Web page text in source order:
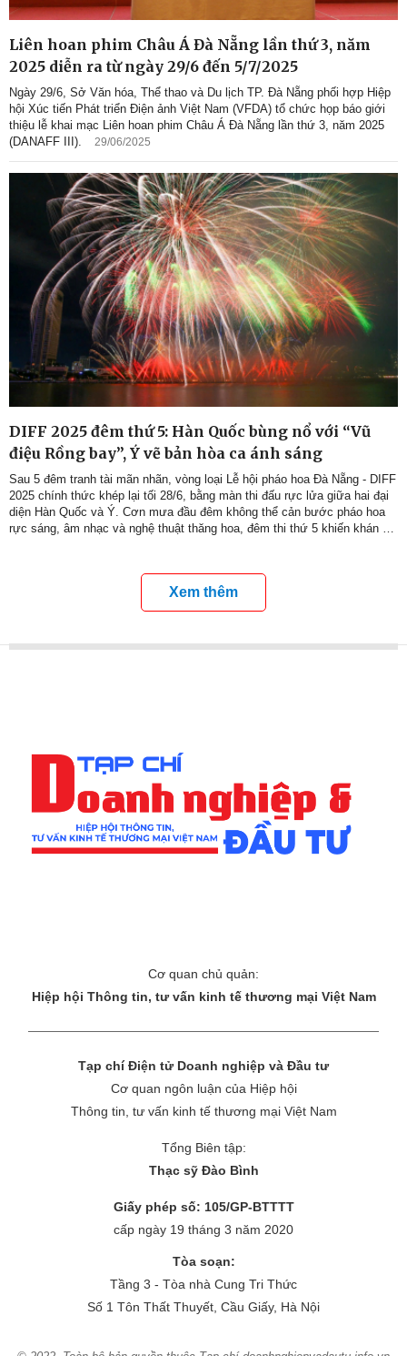
Liên hoan phim Châu Á Đà Nẵng lần thứ 3, năm
2025 diễn ra từ ngày 29/6 đến 5/7/2025
Ngày 29/6, Sở Văn hóa, Thể thao và Du lịch TP. Đà Nẵng phối hợp Hiệp
hội Xúc tiến Phát triển Điện ảnh Việt Nam (VFDA) tổ chức họp báo giới
thiệu lễ khai mạc Liên hoan phim Châu Á Đà Nẵng lần thứ 3, năm 2025
(DANAFF III).
29/06/2025
DIFF 2025 đêm thứ 5: Hàn Quốc bùng nổ với “Vũ
điệu Rồng bay”, Ý vẽ bản hòa ca ánh sáng
Sau 5 đêm tranh tài mãn nhãn, vòng loại Lễ hội pháo hoa Đà Nẵng - DIFF
2025 chính thức khép lại tối 28/6, bằng màn thi đấu rực lửa giữa hai đại
diện Hàn Quốc và Ý. Cơn mưa đầu đêm không thể cản bước pháo hoa
rực sáng, âm nhạc và nghệ thuật thăng hoa, đêm thi thứ 5 khiến khán giả
Xem thêm
Cơ quan chủ quản:
Hiệp hội Thông tin, tư vấn kinh tế thương mại Việt Nam
Tạp chí Điện tử Doanh nghiệp và Đầu tư
Cơ quan ngôn luận của Hiệp hội
Thông tin, tư vấn kinh tế thương mại Việt Nam
Tổng Biên tập:
Thạc sỹ Đào Bình
Giấy phép số: 105/GP-BTTTT
cấp ngày 19 tháng 3 năm 2020
Tòa soạn:
Tầng 3 - Tòa nhà Cung Tri Thức
Số 1 Tôn Thất Thuyết, Cầu Giấy, Hà Nội